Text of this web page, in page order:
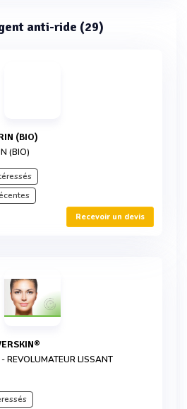
anti-ride (29)
(BIO)
(BIO)
Recevoir un devis
REVOLUMATEUR LISSANT